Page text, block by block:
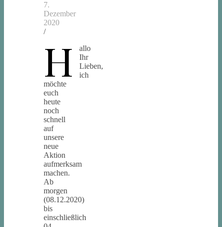
7.
Dezember
2020
/
H
allo
Ihr
Lieben,
ich
möchte
euch
heute
noch
schnell
auf
unsere
neue
Aktion
aufmerksam
machen.
Ab
morgen
(08.12.2020)
bis
einschließlich